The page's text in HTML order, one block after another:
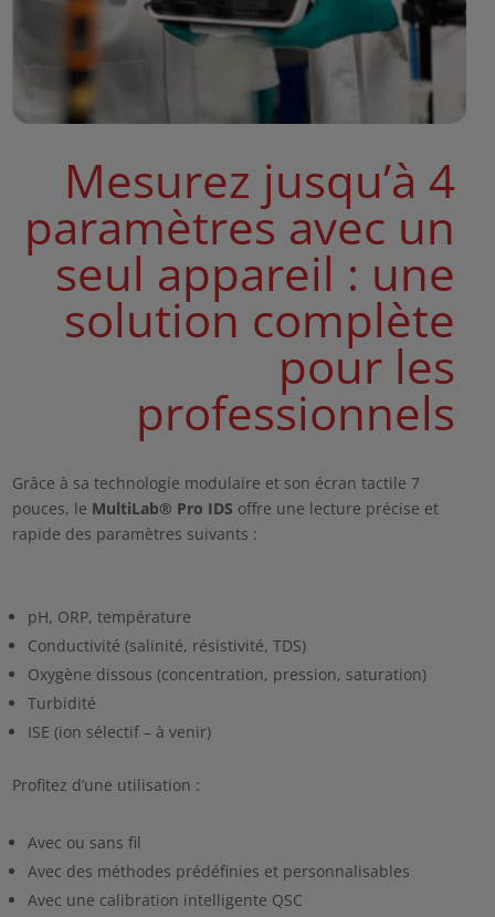
Mesurez jusqu’à 4
paramètres avec un
seul appareil : une
solution complète
pour les
professionnels
Grâce à sa technologie modulaire et son écran tactile 7
pouces, le MultiLab® Pro IDS offre une lecture précise et
rapide des paramètres suivants :
pH, ORP, température
Conductivité (salinité, résistivité, TDS)
Oxygène dissous (concentration, pression, saturation)
Turbidité
ISE (ion sélectif – à venir)
Profitez d’une utilisation :
Avec ou sans fil
Avec des méthodes prédéfinies et personnalisables
Avec une calibration intelligente QSC